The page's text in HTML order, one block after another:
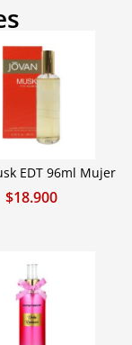
EDT 96ml Mujer
$18.900